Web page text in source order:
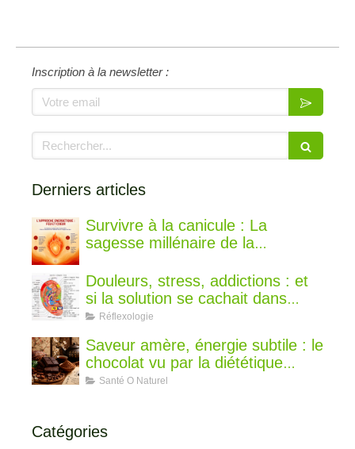
Inscription à la newsletter :
Votre email
Rechercher
Derniers articles
Survivre à la canicule : La
sagesse millénaire de la
frais
Douleurs, stress, addictions : et
si la solution se cachait dans
votre oreille ?
Réflexologie
Saveur amère, énergie subtile : le
chocolat vu par la diététique
chinoise
Santé O Naturel
Catégories